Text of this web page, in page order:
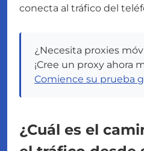
conecta al tráfico del
¿Necesita proxies
¡Cree un proxy ahora
Comience su prueba
¿Cuál es el